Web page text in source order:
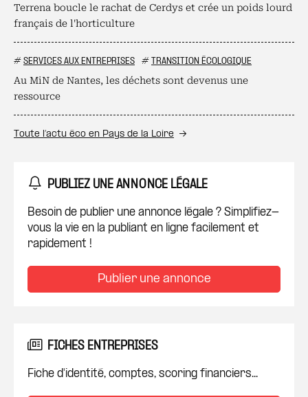
Terrena boucle le rachat de Cerdys et crée un poids lourd
français de l'horticulture
# SERVICES AUX ENTREPRISES # TRANSITION ÉCOLOGIQUE
Au MiN de Nantes, les déchets sont devenus une
ressource
Toute l’actu éco en Pays de la Loire
PUBLIEZ UNE ANNONCE LÉGALE
Besoin de publier une annonce légale ? Simplifiez-
vous la vie en la publiant en ligne facilement et
rapidement !
Publier une annonce
FICHES ENTREPRISES
Fiche d'identité, comptes, scoring financiers...